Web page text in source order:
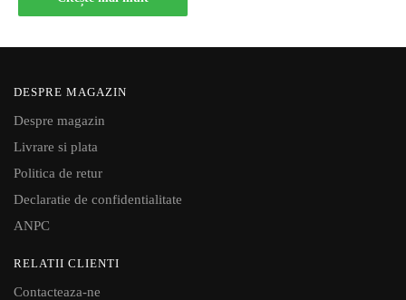
DESPRE MAGAZIN
Despre magazin
Livrare si plata
Politica de retur
Declaratie de confidentialitate
ANPC
RELATII CLIENTI
Contacteaza-ne